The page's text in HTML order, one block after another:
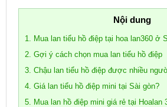
Nội dung
1. Mua lan tiểu hồ điệp tại hoa lan360 ở
2. Gợi ý cách chọn mua lan tiểu hồ điệp
3. Chậu lan tiểu hồ điệp được nhiều
4. Giá lan tiểu hồ điệp mini tại Sài gòn?
5. Mua lan hồ điệp mini giá rẻ tại Hoalan